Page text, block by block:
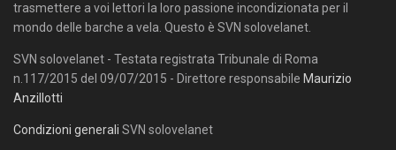
trasmettere a voi lettori la loro passione incondizionata per il
mondo delle barche a vela. Questo è SVN solovelanet.
SVN solovelanet - Testata registrata Tribunale di Roma
n.117/2015 del 09/07/2015 - Direttore responsabile Maurizio
Anzillotti
Condizioni generali SVN solovelanet